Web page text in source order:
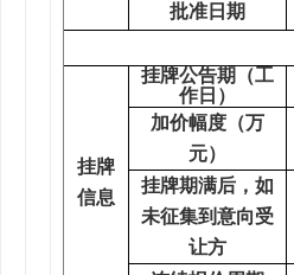
批准日期
挂牌
信息
挂牌公告期 （工
作日 ）
加价幅度（万
元）
挂牌期满后，如
未征集到意向受
让方